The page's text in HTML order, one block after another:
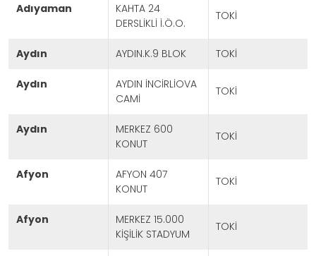
adıyaman
KAHTA 24
DERSLİKLİ İ.Ö.O.
TOKİ
aydın AYDIN.K.9 BLOK TOKİ
aydın
AYDIN İNCİRLİOVA
CAMİ
TOKİ
aydın
MERKEZ 600
KONUT
TOKİ
afyon
AFYON 407
KONUT
TOKİ
afyon
MERKEZ 15.000
KİŞİLİK STADYUM
TOKİ